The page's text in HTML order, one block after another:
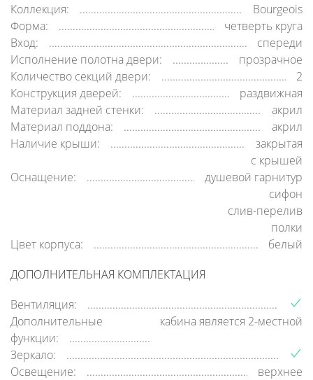
Коллекция:
Bourgeois
Форма:
четверть круга
Вход:
спереди
Исполнение полотна двери:
прозрачное
Количество секций двери:
2
Конструкция дверей:
раздвижная
Материал задней стенки:
акрил
Материал поддона:
акрил
Наличие крыши:
закрытая
c крышей
Оснащение:
душевой гарнитур
сифон
слив-перелив
полки
Цвет корпуса:
белый
ДОПОЛНИТЕЛЬНАЯ КОМПЛЕКТАЦИЯ
Вентиляция:
Дополнительные
функции:
кабина является 2-местной
Зеркало:
Освещение:
верхнее